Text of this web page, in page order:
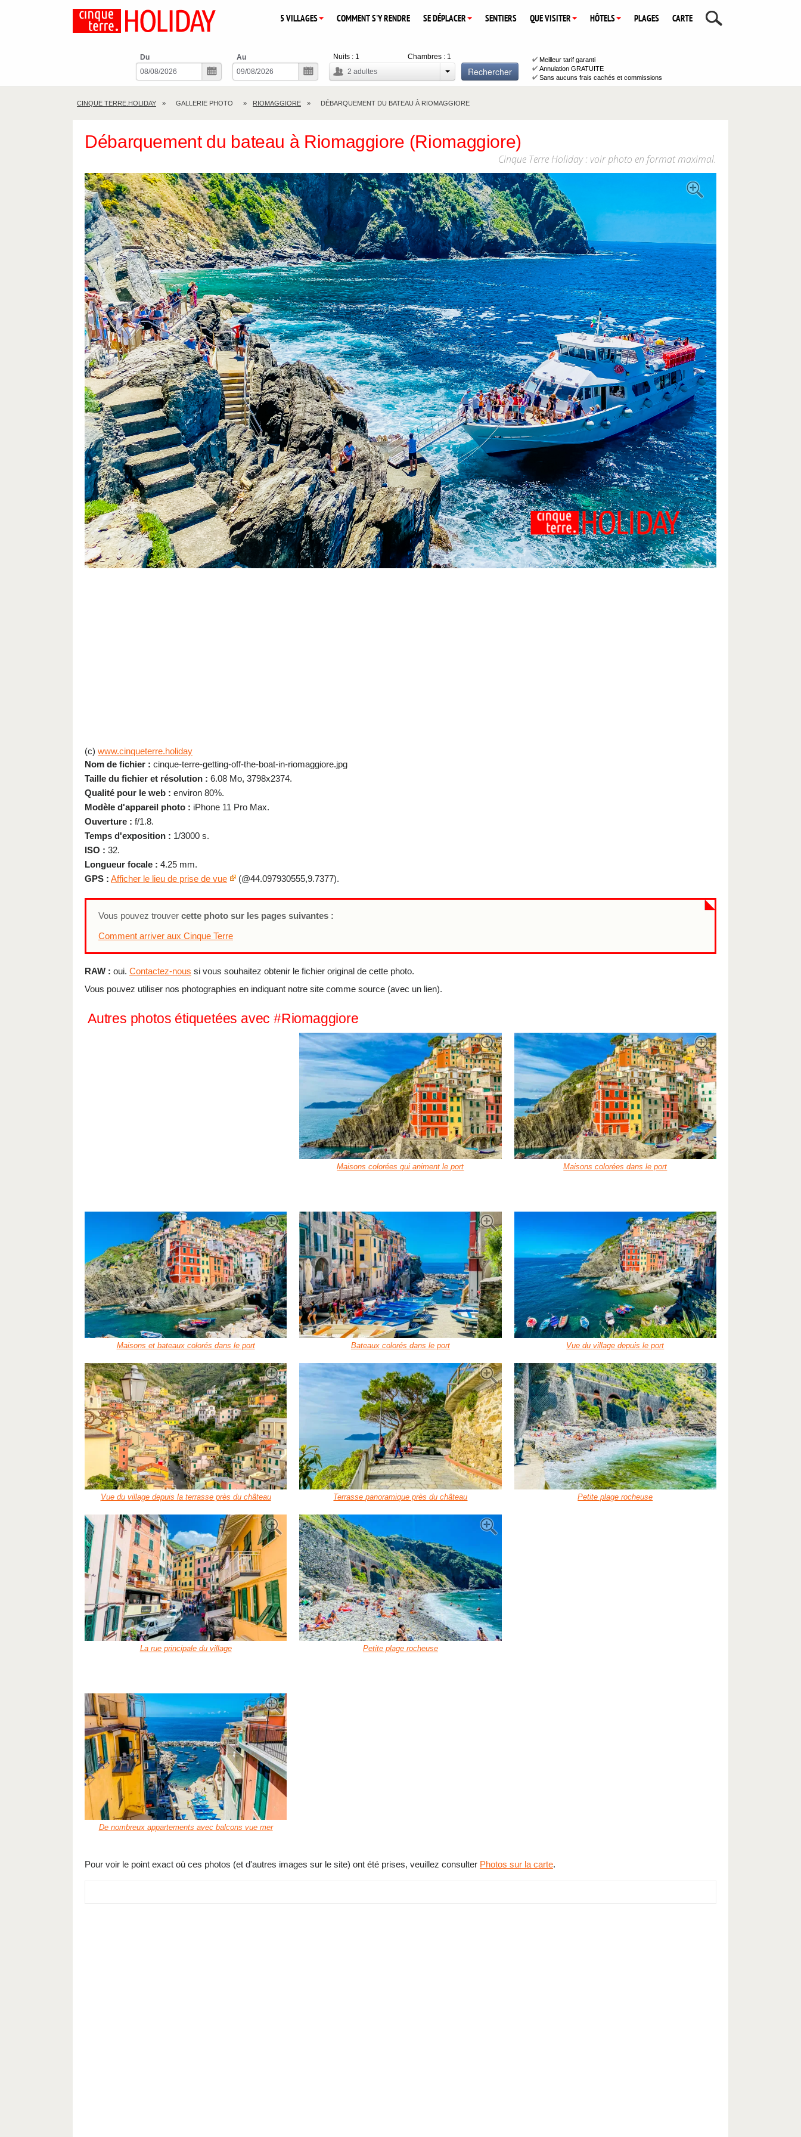
5 VILLAGES COMMENT S'Y RENDRE SE DÉPLACER SENTIERS QUE VISITER HÔTELS PLAGES CARTE
Du
Au
2 adultes
Nuits : 1 Chambres : 1
Rechercher
Meilleur tarif garanti
Annulation GRATUITE
Sans aucuns frais cachés et commissions
CINQUE TERRE.HOLIDAY GALLERIE PHOTO RIOMAGGIORE DÉBARQUEMENT DU BATEAU À RIOMAGGIORE
Débarquement du bateau à Riomaggiore (Riomaggiore)
Cinque Terre Holiday : voir photo en format maximal.
(c) www.cinqueterre.holiday
Nom de fichier : cinque-terre-getting-off-the-boat-in-riomaggiore.jpg
Taille du fichier et résolution : 6.08 Mo, 3798x2374.
Qualité pour le web : environ 80%.
Modèle d'appareil photo : iPhone 11 Pro Max.
Ouverture : f/1.8.
Temps d'exposition : 1/3000 s.
ISO : 32.
Longueur focale : 4.25 mm.
GPS : Afficher le lieu de prise de vue (@44.097930555,9.7377).
Vous pouvez trouver cette photo sur les pages suivantes :
Comment arriver aux Cinque Terre
RAW : oui. Contactez-nous si vous souhaitez obtenir le fichier original de cette photo.
Vous pouvez utiliser nos photographies en indiquant notre site comme source (avec un lien).
Autres photos étiquetées avec #Riomaggiore
Maisons colorées qui animent le port Maisons colorées dans le port
Maisons et bateaux colorés dans le port Bateaux colorés dans le port Vue du village depuis le port
Vue du village depuis la terrasse près du château Terrasse panoramique près du château Petite plage rocheuse
La rue principale du village Petite plage rocheuse
De nombreux appartements avec balcons vue mer
Pour voir le point exact où ces photos (et d'autres images sur le site) ont été prises, veuillez consulter Photos sur la carte.